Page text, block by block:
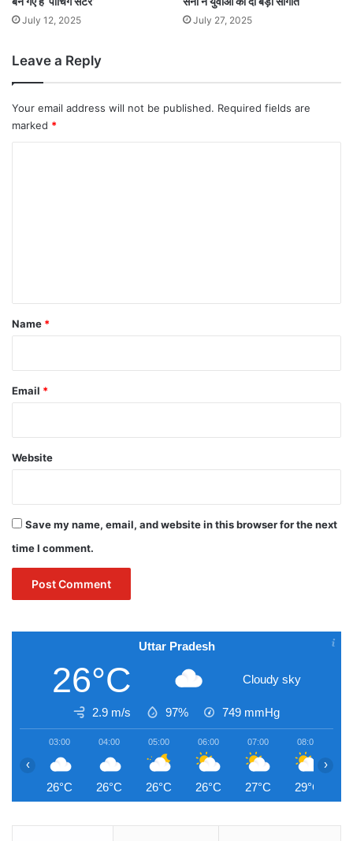
July 12, 2025 July 27, 2025
Leave a Reply
Your email address will not be published. Required fields are
marked *
*
Name *
Email *
Website
Save my name, email, and website in this browser for the next
time I comment.
Uttar Pradesh
26°C Cloudy sky
2.9 m/s 97% 749 mmHg
03:00
26°C
04:00
26°C
05:00
26°C
06:00
26°C
07:00
27°C
08:00
29°C
‹ ›